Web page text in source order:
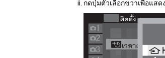
กดปุ่มตัวเลือกขวาเพื่อแส